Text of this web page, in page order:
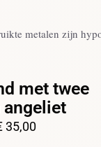
metalen zijn
met twee
angeliet
35,00